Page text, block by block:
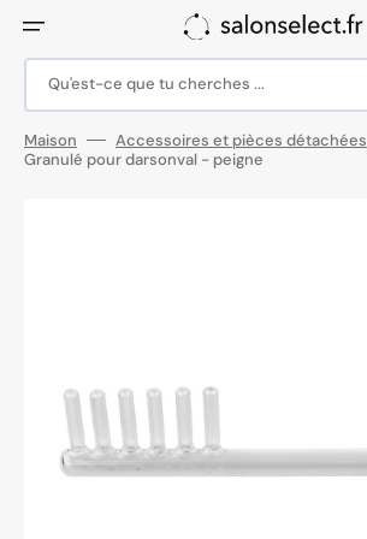
passer
Qu'est-ce que tu cherches ...
Maison
Accessoires et pièces détachées
Granulé pour darsonval - peigne
Ouvrir
1